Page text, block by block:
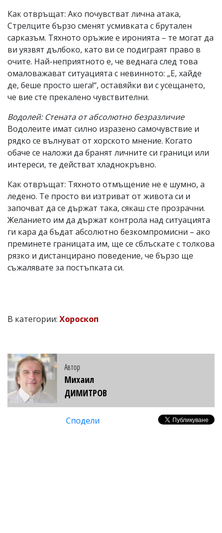
Как отвръщат: Ако почувстват лична атака,
Стрелците бързо сменят усмивката с брутален
сарказъм. Тяхното оръжие е иронията – те могат да
ви уязвят дълбоко, като ви се подиграят право в
очите. Най-неприятното е, че веднага след това
омаловажават ситуацията с невинното: „Е, хайде
де, беше просто шега!“, оставяйки ви с усещането,
че вие сте прекалено чувствителни.
Водолей: Стената от абсолютно безразличие
Водолеите имат силно изразено самочувствие и
рядко се вълнуват от хорското мнение. Когато
обаче се наложи да бранят личните си граници или
интереси, те действат хладнокръвно.
Как отвръщат: Тяхното отмъщение не е шумно, а
ледено. Те просто ви изтриват от живота си и
започват да се държат така, сякаш сте прозрачни.
Желанието им да държат контрола над ситуацията
ги кара да бъдат абсолютно безкомпромисни – ако
преминете границата им, ще се сблъскате с толкова
рязко и дистанцирано поведение, че бързо ще
съжалявате за постъпката си.
В категории: Хороскоп
Автор
Михаил
ДИМИТРОВ
Сподели